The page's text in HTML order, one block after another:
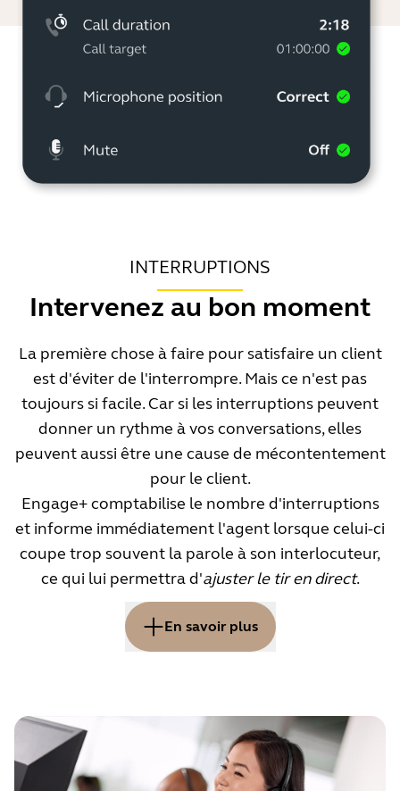
INTERRUPTIONS
Intervenez au bon moment
La première chose à faire pour satisfaire un client
est d'éviter de l'interrompre. Mais ce n'est pas
toujours si facile. Car si les interruptions peuvent
donner un rythme à vos conversations, elles
peuvent aussi être une cause de mécontentement
pour le client.
Engage+ comptabilise le nombre d'interruptions
et informe immédiatement l'agent lorsque celui-ci
coupe trop souvent la parole à son interlocuteur,
ce qui lui permettra d'ajuster le tir en direct.
En savoir plus
échanges, les interruptions
peuvent devenir problématiques
lorsqu'elles deviennent trop